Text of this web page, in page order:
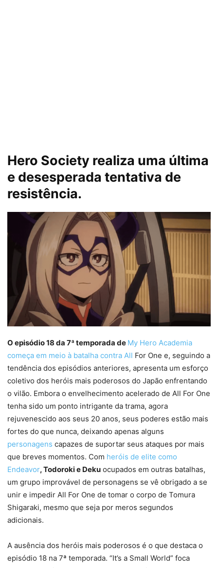
Hero Society realiza uma última
e desesperada tentativa de
resistência.
O episódio 18 da 7ª temporada de My Hero Academia
começa em meio à batalha contra All For One e, seguindo a
tendência dos episódios anteriores, apresenta um esforço
coletivo dos heróis mais poderosos do Japão enfrentando
o vilão. Embora o envelhecimento acelerado de All For One
tenha sido um ponto intrigante da trama, agora
rejuvenescido aos seus 20 anos, seus poderes estão mais
fortes do que nunca, deixando apenas alguns
personagens capazes de suportar seus ataques por mais
que breves momentos. Com heróis de elite como
Endeavor, Todoroki e Deku ocupados em outras batalhas,
um grupo improvável de personagens se vê obrigado a se
unir e impedir All For One de tomar o corpo de Tomura
Shigaraki, mesmo que seja por meros segundos
adicionais.
A ausência dos heróis mais poderosos é o que destaca o
episódio 18 na 7ª temporada. “It’s a Small World” foca